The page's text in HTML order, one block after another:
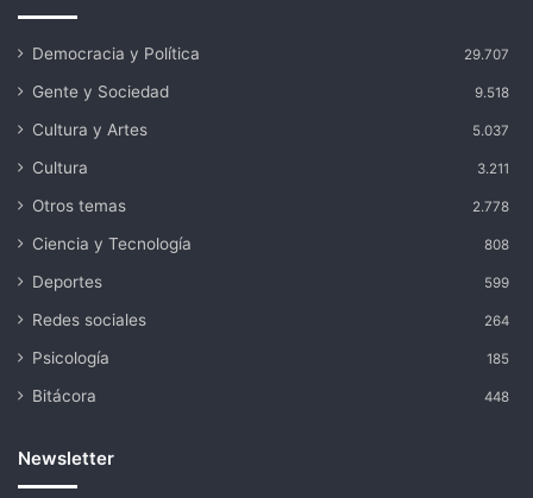
Democracia y Política 29.707
Gente y Sociedad 9.518
Cultura y Artes 5.037
Cultura 3.211
Otros temas 2.778
Ciencia y Tecnología 808
Deportes 599
Redes sociales 264
Psicología 185
Bitácora 448
Newsletter